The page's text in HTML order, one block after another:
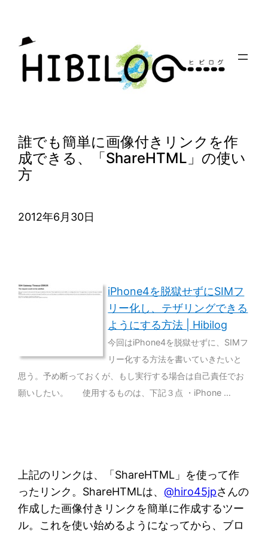
誰でも簡単に画像付きリンクを作
成できる、「ShareHTML」の使い
方
2012年6月30日
iPhone4を脱獄せずにSIMフ
リー化し、テザリングできる
ようにする方法 | Hibilog
今回はiPhone4を脱獄せずに、SIMフ
リー化する方法を書いていきたいと
思う。予め断っておくが、もし実行する場合は自己責任でお
願いしたい。 使用するものは、下記３点 ・iPhone …
上記のリンクは、「ShareHTML」を使って作
ったリンク。ShareHTMLは、@hiro45jpさんの
作成した画像付きリンクを簡単に作成するツー
ル。これを使い始めるようになってから、ブロ